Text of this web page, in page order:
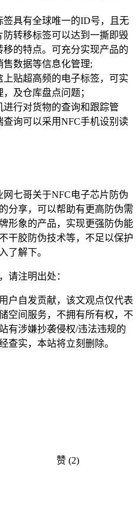
签具有全球唯一的ID号，且无
转移标签可以达到一撕即毁
的特点。可充分实现产品的
售数据等信息化管理;
贴超高频的电子标签，可实
及仓库盘点问题；
行对货物的查询和跟踪管
询可以采用NFC手机设别读
七哥关于NFC电子芯片防伪
分享，可以帮助有更高防伪需
形象的产品，实现更强防伪能
干胶防伪技术等，不足以保护
了解下。
请注明出处：
户自发贡献，该文观点仅代表
空间服务，不拥有所有权，不
有涉嫌抄袭侵权/违法违规的
查实，本站将立刻删除。
赞 (2)